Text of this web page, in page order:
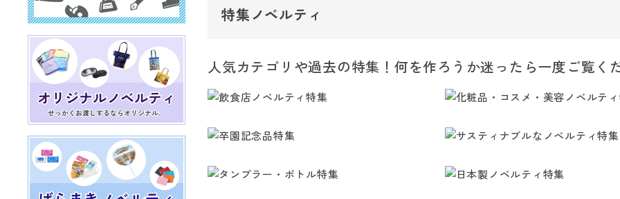
特集ノベルティ
人気カテゴリや過去の特集！何を作ろうか迷ったら一度ご覧く